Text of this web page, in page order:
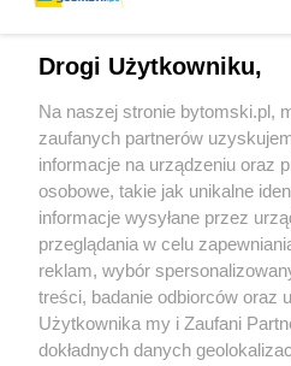
Wydawca mediów lokalnych
Nie zapomnij
zapoznać się z:
polityką prywatności
Twojemiasto
Drogi Użytkowniku,
Na naszej stronie bytomski.pl,
zaufanych partnerów
informacje na urządzeniu oraz
osobowe, takie jak unikalne
informacje wysyłane przez
przeglądania w celu
reklam, wybór
treści, badanie odbiorców oraz
Użytkownika my i Zaufani
dokładnych danych